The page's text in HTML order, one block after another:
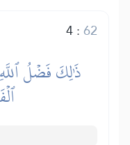
4:62
ذَٰلِكَ فَضۡلُ